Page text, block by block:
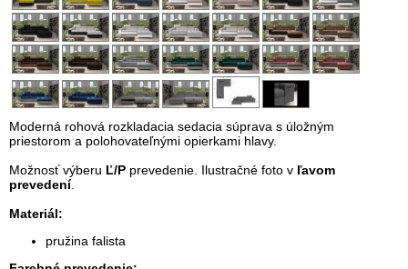
Moderná rohová rozkladacia sedacia súprava s úložným
priestorom a polohovateľnými opierkami hlavy.
Možnosť výberu Ľ/P prevedenie. Ilustračné foto v ľavom
prevedení.
Materiál:
pružina falista